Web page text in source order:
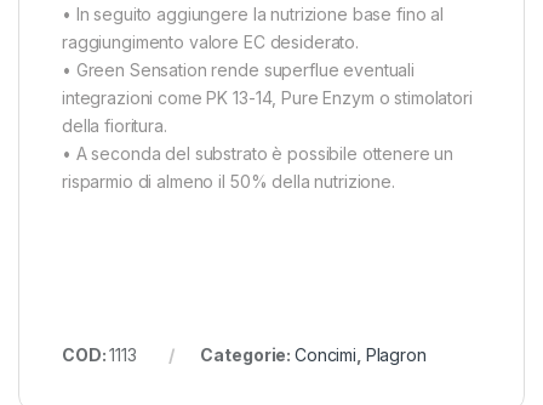
• In seguito aggiungere la nutrizione base fino al
raggiungimento valore EC desiderato.
• Green Sensation rende superflue eventuali
integrazioni come PK 13-14, Pure Enzym o stimolatori
della fioritura.
• A seconda del substrato è possibile ottenere un
risparmio di almeno il 50% della nutrizione.
COD:1113 Categorie: Concimi Plagron